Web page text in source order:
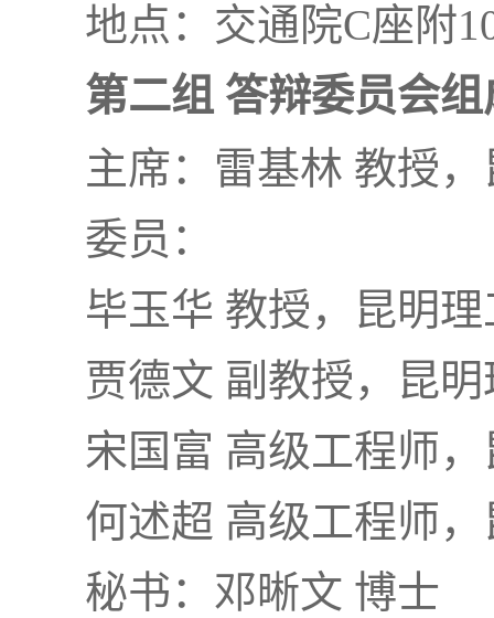
地点：交通院C座附
第二组 答辩委员会组
主席：雷基林 教授
委员：
毕玉华 教授，昆明
贾德文 副教授，昆
宋国富 高级工程师
何述超 高级工程师
秘书：邓晰文 博士